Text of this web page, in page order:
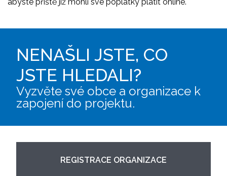
NENAŠLI JSTE, CO
JSTE HLEDALI?
Vyzvěte své obce a organizace k
zapojení do projektu.
REGISTRACE ORGANIZACE